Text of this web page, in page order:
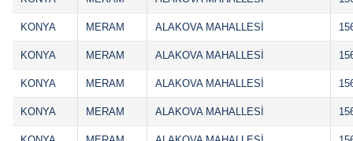
KONYA MERAM ALAKOVA MAHALLESİ
KONYA MERAM ALAKOVA MAHALLESİ
KONYA MERAM ALAKOVA MAHALLESİ
KONYA MERAM ALAKOVA MAHALLESİ